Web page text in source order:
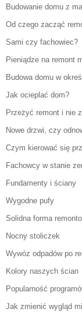
Budowanie domu z
Od czego zacząć
Sami czy fachowiec?
Pieniądze na remont
Budowa domu w
Jak ocieplać dom?
Przeżyć remont i nie
Nowe drzwi, czy
Czym kierować się
Fachowcy w stanie
Fundamenty i ściany
Wygodne pufy
Solidna forma
Nocny stoliczek
Wywóz odpadów po
Kolory naszych ścian
Popularność
Jak zmienić wygląd